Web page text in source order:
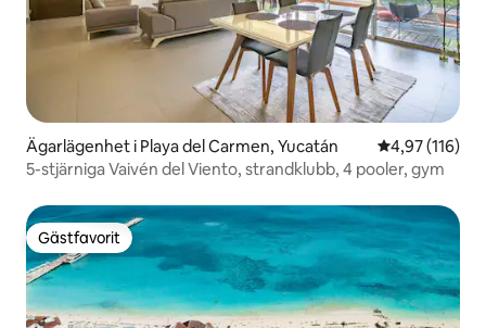
Ägarlägenhet i Playa del Carmen, Yucatán 4,97 av 5 i
4,97 (116)
5-stjärniga Vaivén del Viento, strandklubb, 4 pooler, gym
Gästfavorit
Gästfavorit